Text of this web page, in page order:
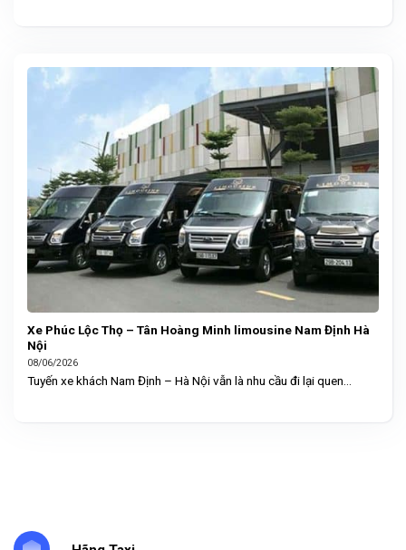
Xe Phúc Lộc Thọ – Tân Hoàng Minh limousine Nam Định Hà
Nội
08/06/2026
Tuyến xe khách Nam Định – Hà Nội vẫn là nhu cầu đi lại quen...